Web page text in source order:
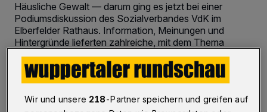
Häusliche Gewalt — darum ging es jetzt bei einer
Podiumsdiskussion des Sozialverbandes VdK im
Elberfelder Rathaus. Information, Meinungen und
Hintergründe lieferten zahlreiche, mit dem Thema
beruflich vertraute Experten.
01.07.2015 , 15:03 Uhr 2 Minuten Lesezeit
Wir und unsere 218-Partner speichern und greifen auf